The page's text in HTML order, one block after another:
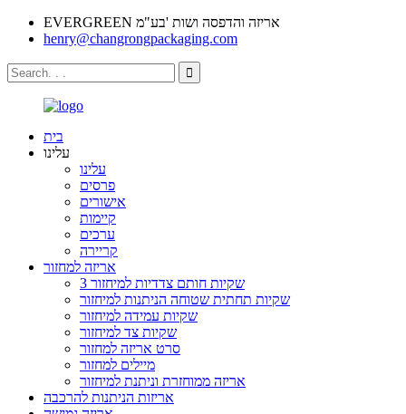
EVERGREEN אריזה והדפסה ושות 'בע"מ
henry@changrongpackaging.com
בית
עלינו
עלינו
פרסים
אישורים
קיימות
ערכים
קריירה
אריזה למחזור
3 שקיות חותם צדדיות למיחזור
שקיות תחתית שטוחה הניתנות למיחזור
שקיות עמידה למיחזור
שקיות צד למיחזור
סרט אריזה למחזור
מיילים למחזור
אריזה ממוחזרת וניתנת למיחזור
אריזות הניתנות להרכבה